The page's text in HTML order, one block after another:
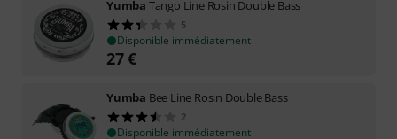
Yumba Tango Line Rosin Double Bass
5
Disponible immédiatement
27€
Yumba Bee Line Rosin Double Bass
2
Disponible immédiatement